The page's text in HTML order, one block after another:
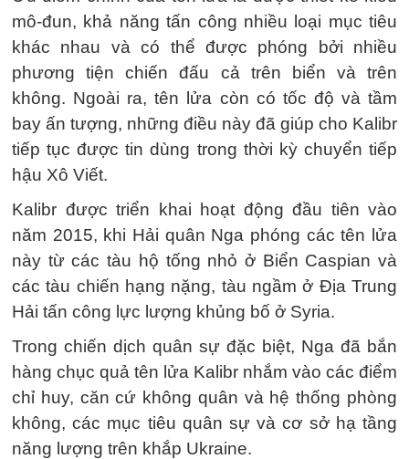
mô-đun, khả năng tấn công nhiều loại mục tiêu
khác nhau và có thể được phóng bởi nhiều
phương tiện chiến đấu cả trên biển và trên
không. Ngoài ra, tên lửa còn có tốc độ và tầm
bay ấn tượng, những điều này đã giúp cho Kalibr
tiếp tục được tin dùng trong thời kỳ chuyển tiếp
hậu Xô Viết.
Kalibr được triển khai hoạt động đầu tiên vào
năm 2015, khi Hải quân Nga phóng các tên lửa
này từ các tàu hộ tống nhỏ ở Biển Caspian và
các tàu chiến hạng nặng, tàu ngầm ở Địa Trung
Hải tấn công lực lượng khủng bố ở Syria.
Trong chiến dịch quân sự đặc biệt, Nga đã bắn
hàng chục quả tên lửa Kalibr nhắm vào các điểm
chỉ huy, căn cứ không quân và hệ thống phòng
không, các mục tiêu quân sự và cơ sở hạ tầng
năng lượng trên khắp Ukraine.